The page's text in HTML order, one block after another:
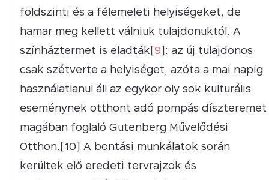
földszinti és a félemeleti helyiségeket, de
hamar meg kellett válniuk tulajdonuktól. A
színháztermet is eladták[9]: az új tulajdonos
csak szétverte a helyiséget, azóta a mai napig
használatlanul áll az egykor oly sok kulturális
eseménynek otthont adó pompás díszteremet
magában foglaló Gutenberg Művelődési
Otthon.[10] A bontási munkálatok során
kerültek elő eredeti tervrajzok és